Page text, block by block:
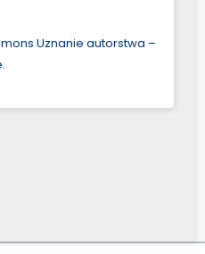
Uznanie autorstwa –
.